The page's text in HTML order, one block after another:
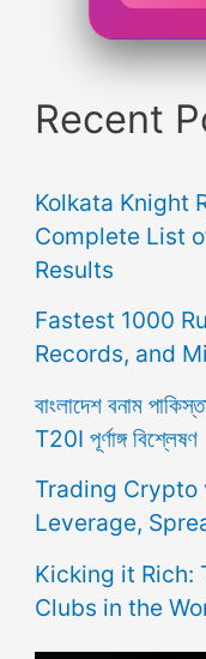
Recent
Kolkata Knight
Complete List
Results
Fastest 1000
Records, and
বাংলাদেশ বনাম
T20I পূর্ণাঙ্গ বিশ্লেষণ
Trading Crypto
Leverage,
Kicking it Rich:
Clubs in the